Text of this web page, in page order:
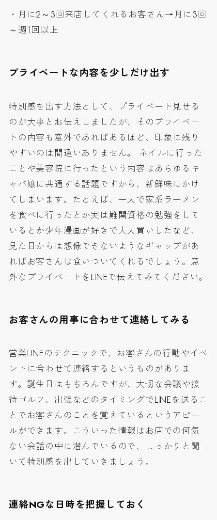
・月に2～3回来店してくれるお客さん→月に3回
～週1回以上
プライベートな内容を少しだけ出す
特別感を出す方法として、プライベート見せる
のが大事とお伝えしましたが、そのプライベー
トの内容も意外であればあるほど、印象に残り
やすいのは間違いありません。 ネイルに行った
ことや美容院に行ったという内容はあらゆるキ
ャバ嬢に共通する話題ですから、新鮮味にかけ
てしまいます。たとえば、一人で家系ラーメン
を食べに行ったとか実は難関資格の勉強をして
いるとか少年漫画が好きで大人買いしたなど、
見た目からは想像できないようなギャップがあ
ればお客さんは食いついてくれるでしょう。意
外なプライベートをLINEで伝えてみてください。
お客さんの用事に合わせて連絡してみる
営業LINEのテクニックで、お客さんの行動やイベ
ントに合わせて連絡するというものがありま
す。誕生日はもちろんですが、大切な会議や接
待ゴルフ、出張などのタイミングでLINEを送るこ
とでお客さんのことを覚えているというアピー
ルができます。こういった情報はお店での何気
ない会話の中に潜んでいるので、しっかりと聞
いて特別感を出していきましょう。
連絡NGな日時を把握しておく